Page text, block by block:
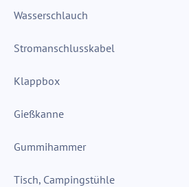
Wasserschlauch
Stromanschlusskabel
Klappbox
Gießkanne
Gummihammer
Tisch, Campingstühle